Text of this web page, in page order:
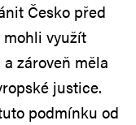
Česko před
využít
zároveň měla
justice.
podmínku od